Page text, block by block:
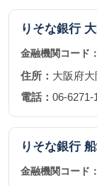
りそな銀行
金融機関コード：
住所： 大阪府
電話： 06-6271-
りそな銀行
金融機関コード：